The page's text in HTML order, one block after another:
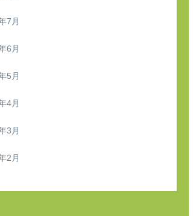
7月
6月
5月
4月
3月
2月